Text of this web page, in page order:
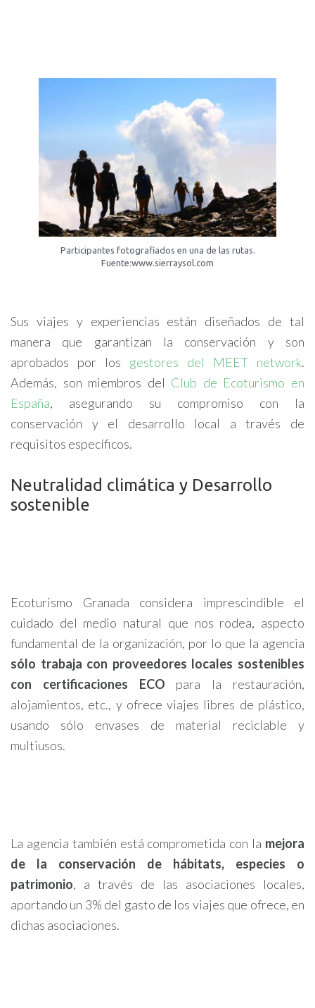
Participantes fotografiados en una de las rutas.
Fuente:www.sierraysol.com
Sus viajes y experiencias están diseñados de tal
manera que garantizan la conservación y son
aprobados por los gestores del MEET network.
Además, son miembros del Club de Ecoturismo en
España, asegurando su compromiso con la
conservación y el desarrollo local a través de
requisitos específicos.
Neutralidad climática y Desarrollo
sostenible
Ecoturismo Granada considera imprescindible el
cuidado del medio natural que nos rodea, aspecto
fundamental de la organización, por lo que la agencia
sólo trabaja con proveedores locales sostenibles
con certificaciones ECO para la restauración,
alojamientos, etc., y ofrece viajes libres de plástico,
usando sólo envases de material reciclable y
multiusos.
La agencia también está comprometida con la mejora
de la conservación de hábitats, especies o
patrimonio, a través de las asociaciones locales,
aportando un 3% del gasto de los viajes que ofrece, en
dichas asociaciones.